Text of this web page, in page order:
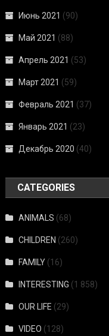
Июнь 2021 (90)
Май 2021 (88)
Апрель 2021 (53)
Март 2021 (59)
Февраль 2021 (37)
Январь 2021 (23)
Декабрь 2020 (40)
CATEGORIES
ANIMALS (68)
CHILDREN (260)
FAMILY (16)
INTERESTING (1 858)
OUR LIFE (29)
VIDEO (128)